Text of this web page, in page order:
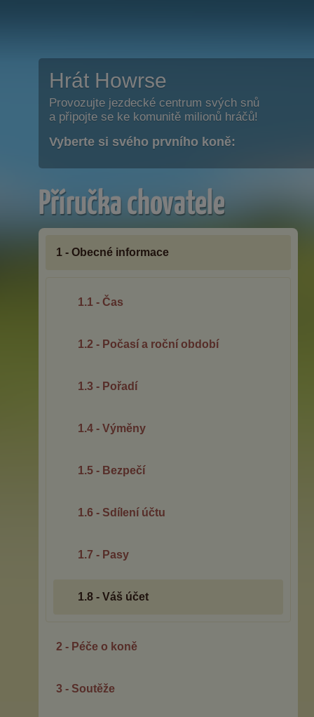
Hrát Howrse
Provozujte jezdecké centrum svých snů
a připojte se ke komunitě milionů hráčů!
Vyberte si svého prvního koně:
Příručka chovatele
1 - Obecné informace
1.1 - Čas
1.2 - Počasí a roční období
1.3 - Pořadí
1.4 - Výměny
1.5 - Bezpečí
1.6 - Sdílení účtu
1.7 - Pasy
1.8 - Váš účet
2 - Péče o koně
3 - Soutěže